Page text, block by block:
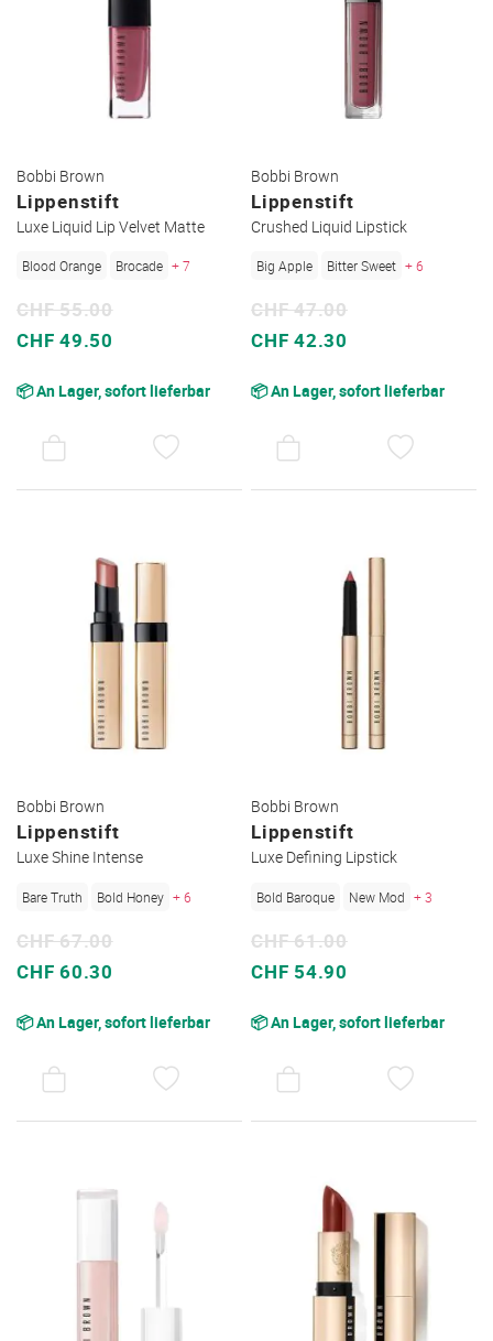
Bobbi Brown
Lippenstift
Luxe Liquid Lip Velvet Matte
Blood Orange Brocade + 7
Sonderpreis
CHF 49.50
CHF 55.00
📦 An Lager, sofort lieferbar
Bobbi Brown
Lippenstift
Crushed Liquid Lipstick
Big Apple Bitter Sweet + 6
Sonderpreis
CHF 42.30
CHF 47.00
📦 An Lager, sofort lieferbar
Bobbi Brown
Lippenstift
Luxe Shine Intense
Bare Truth Bold Honey + 6
Sonderpreis
CHF 60.30
CHF 67.00
📦 An Lager, sofort lieferbar
Bobbi Brown
Lippenstift
Luxe Defining Lipstick
Bold Baroque New Mod + 3
Sonderpreis
CHF 54.90
CHF 61.00
📦 An Lager, sofort lieferbar